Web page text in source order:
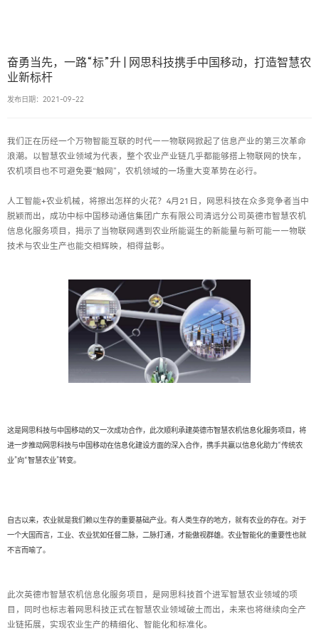
奋勇当先，一路“标”升 | 网思科技携手中国移动，打造智慧农
业新标杆
发布日期：2021-09-22
我们正在历经一个万物智能互联的时代——物联网掀起了信息产业的第三次革命
浪潮。以智慧农业领域为代表，整个农业产业链几乎都能够搭上物联网的快车，
农机项目也不可避免要“触网”，农机领域的一场重大变革势在必行。
人工智能+农业机械，将擦出怎样的火花？4月21日，网思科技在众多竞争者当中
脱颖而出，成功中标中国移动通信集团广东有限公司清远分公司英德市智慧农机
信息化服务项目，揭示了当物联网遇到农业所能诞生的新能量与新可能——物联
技术与农业生产也能交相辉映，相得益彰。
这是网思科技与中国移动的又一次成功合作，此次顺利承建英德市智慧农机信息化服务项目，将
进一步推动网思科技与中国移动在信息化建设方面的深入合作，携手共赢以信息化助力“传统农
业”向“智慧农业”转变。
自古以来，农业就是我们赖以生存的重要基础产业。有人类生存的地方，就有农业的存在。对于
一个大国而言，工业、农业犹如任督二脉，二脉打通，才能傲视群雄。农业智能化的重要性也就
不言而喻了。
此次英德市智慧农机信息化服务项目，是网思科技首个进军智慧农业领域的项
目，同时也标志着网思科技正式在智慧农业领域破土而出，未来也将继续向全产
业链拓展，实现农业生产的精细化、智能化和标准化。